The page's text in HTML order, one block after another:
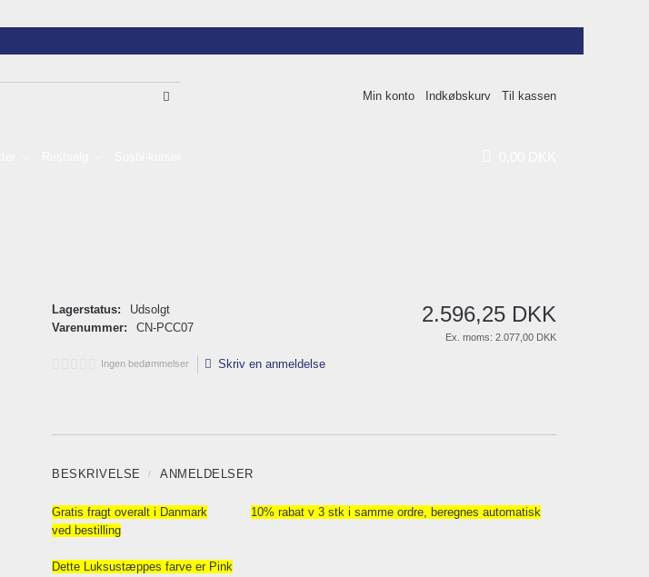
Min konto Indkøbskurv Til kassen
2.596,25 DKK
Ex. moms: 2.077,00 DKK
Lagerstatus:
Udsolgt
Varenummer:
CN-PCC07
Ingen bedømmelser Skriv en anmeldelse
BESKRIVELSE ANMELDELSER
Gratis fragt overalt i Danmark
10% rabat v 3 stk i samme ordre, beregnes automatisk
ved bestilling
Dette Luksustæppes farve er Pink